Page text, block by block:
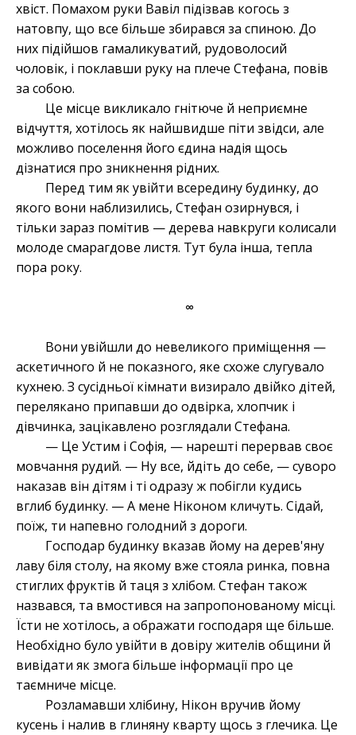
хвіст. Помахом руки Вавіл підізвав когось з
натовпу, що все більше збирався за спиною. До
них підійшов гамаликуватий, рудоволосий
чоловік, і поклавши руку на плече Стефана, повів
за собою.
Це місце викликало гнітюче й неприємне
відчуття, хотілось як найшвидше піти звідси, але
можливо поселення його єдина надія щось
дізнатися про зникнення рідних.
Перед тим як увійти всередину будинку, до
якого вони наблизились, Стефан озирнувся, і
тільки зараз помітив — дерева навкруги колисали
молоде смарагдове листя. Тут була інша, тепла
пора року.
∞
Вони увійшли до невеликого приміщення —
аскетичного й не показного, яке схоже слугувало
кухнею. З сусідньої кімнати визирало двійко дітей,
перелякано припавши до одвірка, хлопчик і
дівчинка, зацікавлено розглядали Стефана.
— Це Устим і Софія, — нарешті перервав своє
мовчання рудий. — Ну все, йдіть до себе, — суворо
наказав він дітям і ті одразу ж побігли кудись
вглиб будинку. — А мене Ніконом кличуть. Сідай,
поїж, ти напевно голодний з дороги.
Господар будинку вказав йому на дерев'яну
лаву біля столу, на якому вже стояла ринка, повна
стиглих фруктів й таця з хлібом. Стефан також
назвався, та вмостився на запропонованому місці.
Їсти не хотілось, а ображати господаря ще більше.
Необхідно було увійти в довіру жителів общини й
вивідати як змога більше інформації про це
таємниче місце.
Розламавши хлібину, Нікон вручив йому
кусень і налив в глиняну кварту щось з глечика. Це